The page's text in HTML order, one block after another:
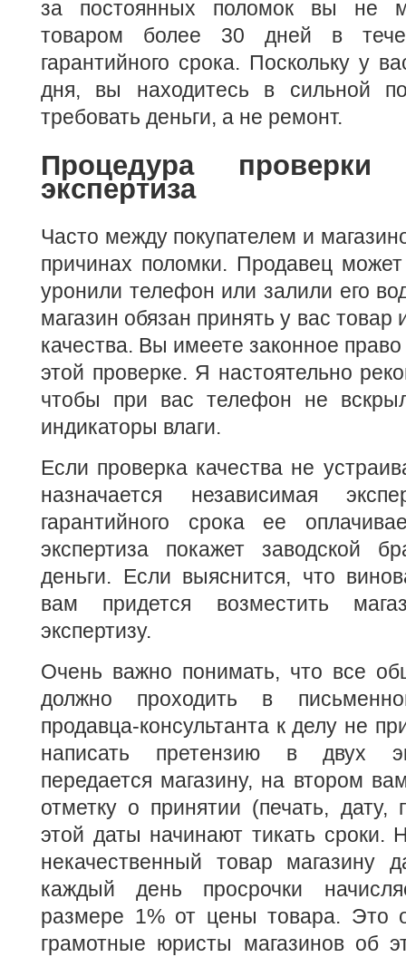
за постоянных поломок вы не
товаром более 30 дней в
гарантийного срока. Поскольку у
дня, вы находитесь в сильной
требовать деньги, а не ремонт.
Процедура
экспертиза
Часто между покупателем и
причинах поломки. Продавец
уронили телефон или залили его
магазин обязан принять у вас товар
качества. Вы имеете законное право
этой проверке. Я настоятельно
чтобы при вас телефон не
индикаторы влаги.
Если проверка качества не
назначается независимая
гарантийного срока ее
экспертиза покажет заводской
деньги. Если выяснится, что
вам придется возместить
экспертизу.
Очень важно понимать, что все
должно проходить в
продавца-консультанта к делу не
написать претензию в двух
передается магазину, на втором
отметку о принятии (печать,
этой даты начинают тикать сроки.
некачественный товар магазину
каждый день просрочки
размере 1% от цены товара. Это
грамотные юристы магазинов об